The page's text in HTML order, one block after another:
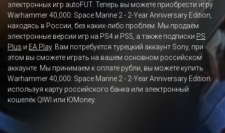
электронных игр autoFUT. Теперь вы можете приобрести игру
Warhammer 40,000: Space Marine 2 - 2-Year Anniversary Edition,
находясь в России, без каких-либо проблем. Мы продаём
электронные версии игр на PS4 и PS5, а также подписки PS
Plus и EA Play. Вам потребуется турецкий аккаунт Sony, при
этом вы сможете играть на вашем основном российском
аккаунте. Мы принимаем к оплате рубли, вы можете купить
Warhammer 40,000: Space Marine 2 - 2-Year Anniversary Edition
используя карту российского банка или электронный
кошелёк QIWI или ЮMoney.